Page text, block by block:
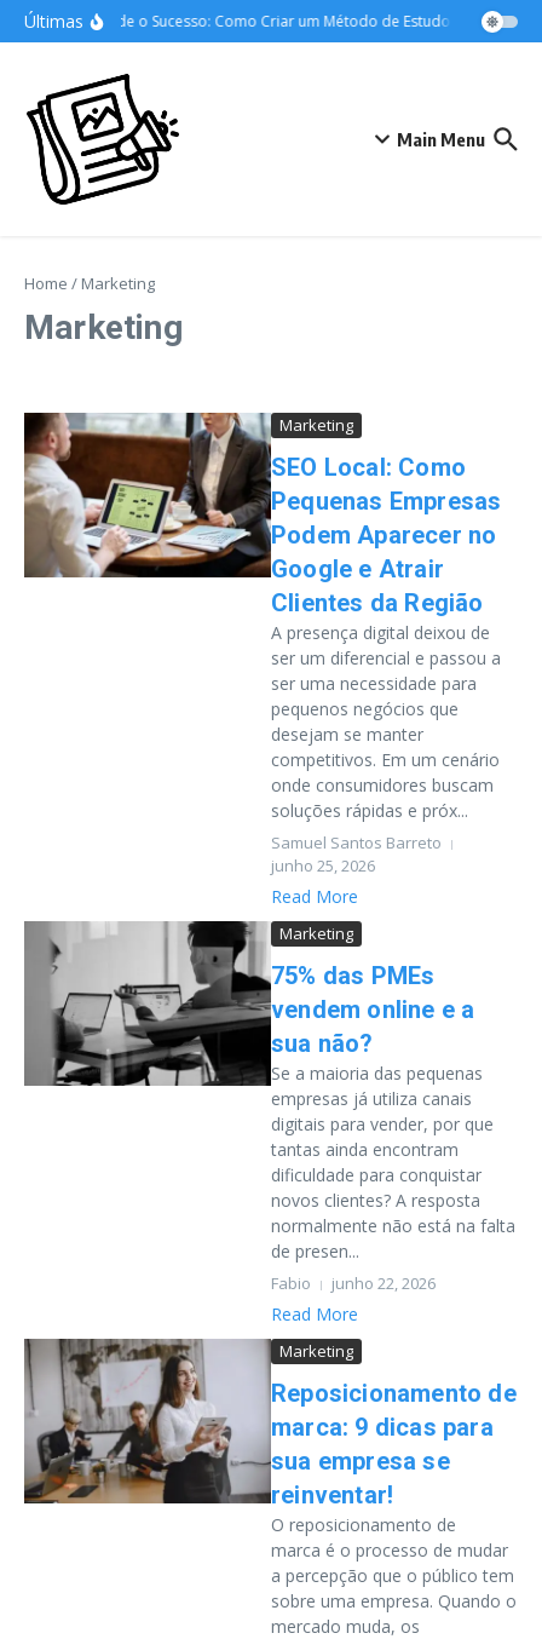
Ir para o conteúdo
ÚltimasDesvende o Sucesso: Como Criar um Método de Estudo Eficiente
Main Menu
Home / Marketing
Marketing
Marketing
SEO Local: Como
Pequenas Empresas
Podem Aparecer no
Google e Atrair
Clientes da Região
A presença digital deixou de
ser um diferencial e passou a
ser uma necessidade para
pequenos negócios que
desejam se manter
competitivos. Em um cenário
onde consumidores buscam
soluções rápidas e próx...
Samuel Santos Barreto
junho 25, 2026
Read More
Marketing
75% das PMEs
vendem online e a
sua não?
Se a maioria das pequenas
empresas já utiliza canais
digitais para vender, por que
tantas ainda encontram
dificuldade para conquistar
novos clientes? A resposta
normalmente não está na falta
de presen...
Fabio junho 22, 2026
Read More
Marketing
Reposicionamento de
marca: 9 dicas para
sua empresa se
reinventar!
O reposicionamento de
marca é o processo de mudar
a percepção que o público tem
sobre uma empresa. Quando o
mercado muda, os